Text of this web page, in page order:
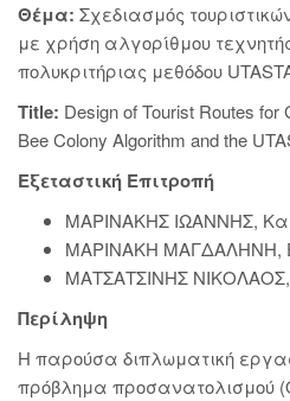
Θέμα: Σχεδιασμός
με χρήση αλγορίθμου
πολυκριτήριας μεθόδου
Title: Design of Tourist Routes for
Bee Colony Algorithm and the
Εξεταστική Επιτροπή
ΜΑΡΙΝΑΚΗΣ ΙΩΑΝΝΗΣ,
ΜΑΡΙΝΑΚΗ ΜΑΓΔΑΛΗΝΗ,
ΜΑΤΣΑΤΣΙΝΗΣ ΝΙΚΟΛΑΟΣ,
Περίληψη
Η παρούσα διπλωματική
πρόβλημα προσανατολισμού